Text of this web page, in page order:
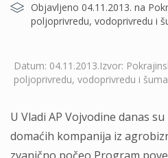
Objavljeno 04.11.2013. na
poljoprivredu, vodoprivredu i
Datum: 04.11.2013.Izvor:
poljoprivredu, vodoprivredu i
U Vladi AP Vojvodine danas
domaćih kompanija iz